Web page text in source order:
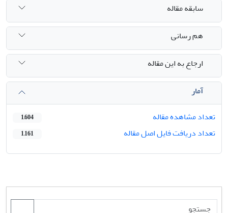
سابقه مقاله
هم رسانی
ارجاع به این مقاله
آمار
تعداد مشاهده مقاله
1,604
تعداد دریافت فایل اصل مقاله 1,161